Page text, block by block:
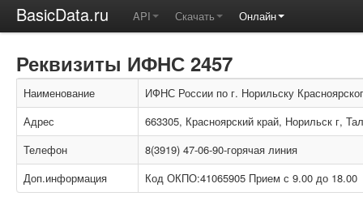
BasicData.ru API Скачать Онлайн
Реквизиты ИФНС 2457
Наименование
ИФНС России по г. Норильску
Адрес
663305, Красноярский край, Норильск г,
Телефон
8(3919) 47-06-90-горячая линия
Доп.информация
Код ОКПО:41065905 Прием с 9.00 до 18.00